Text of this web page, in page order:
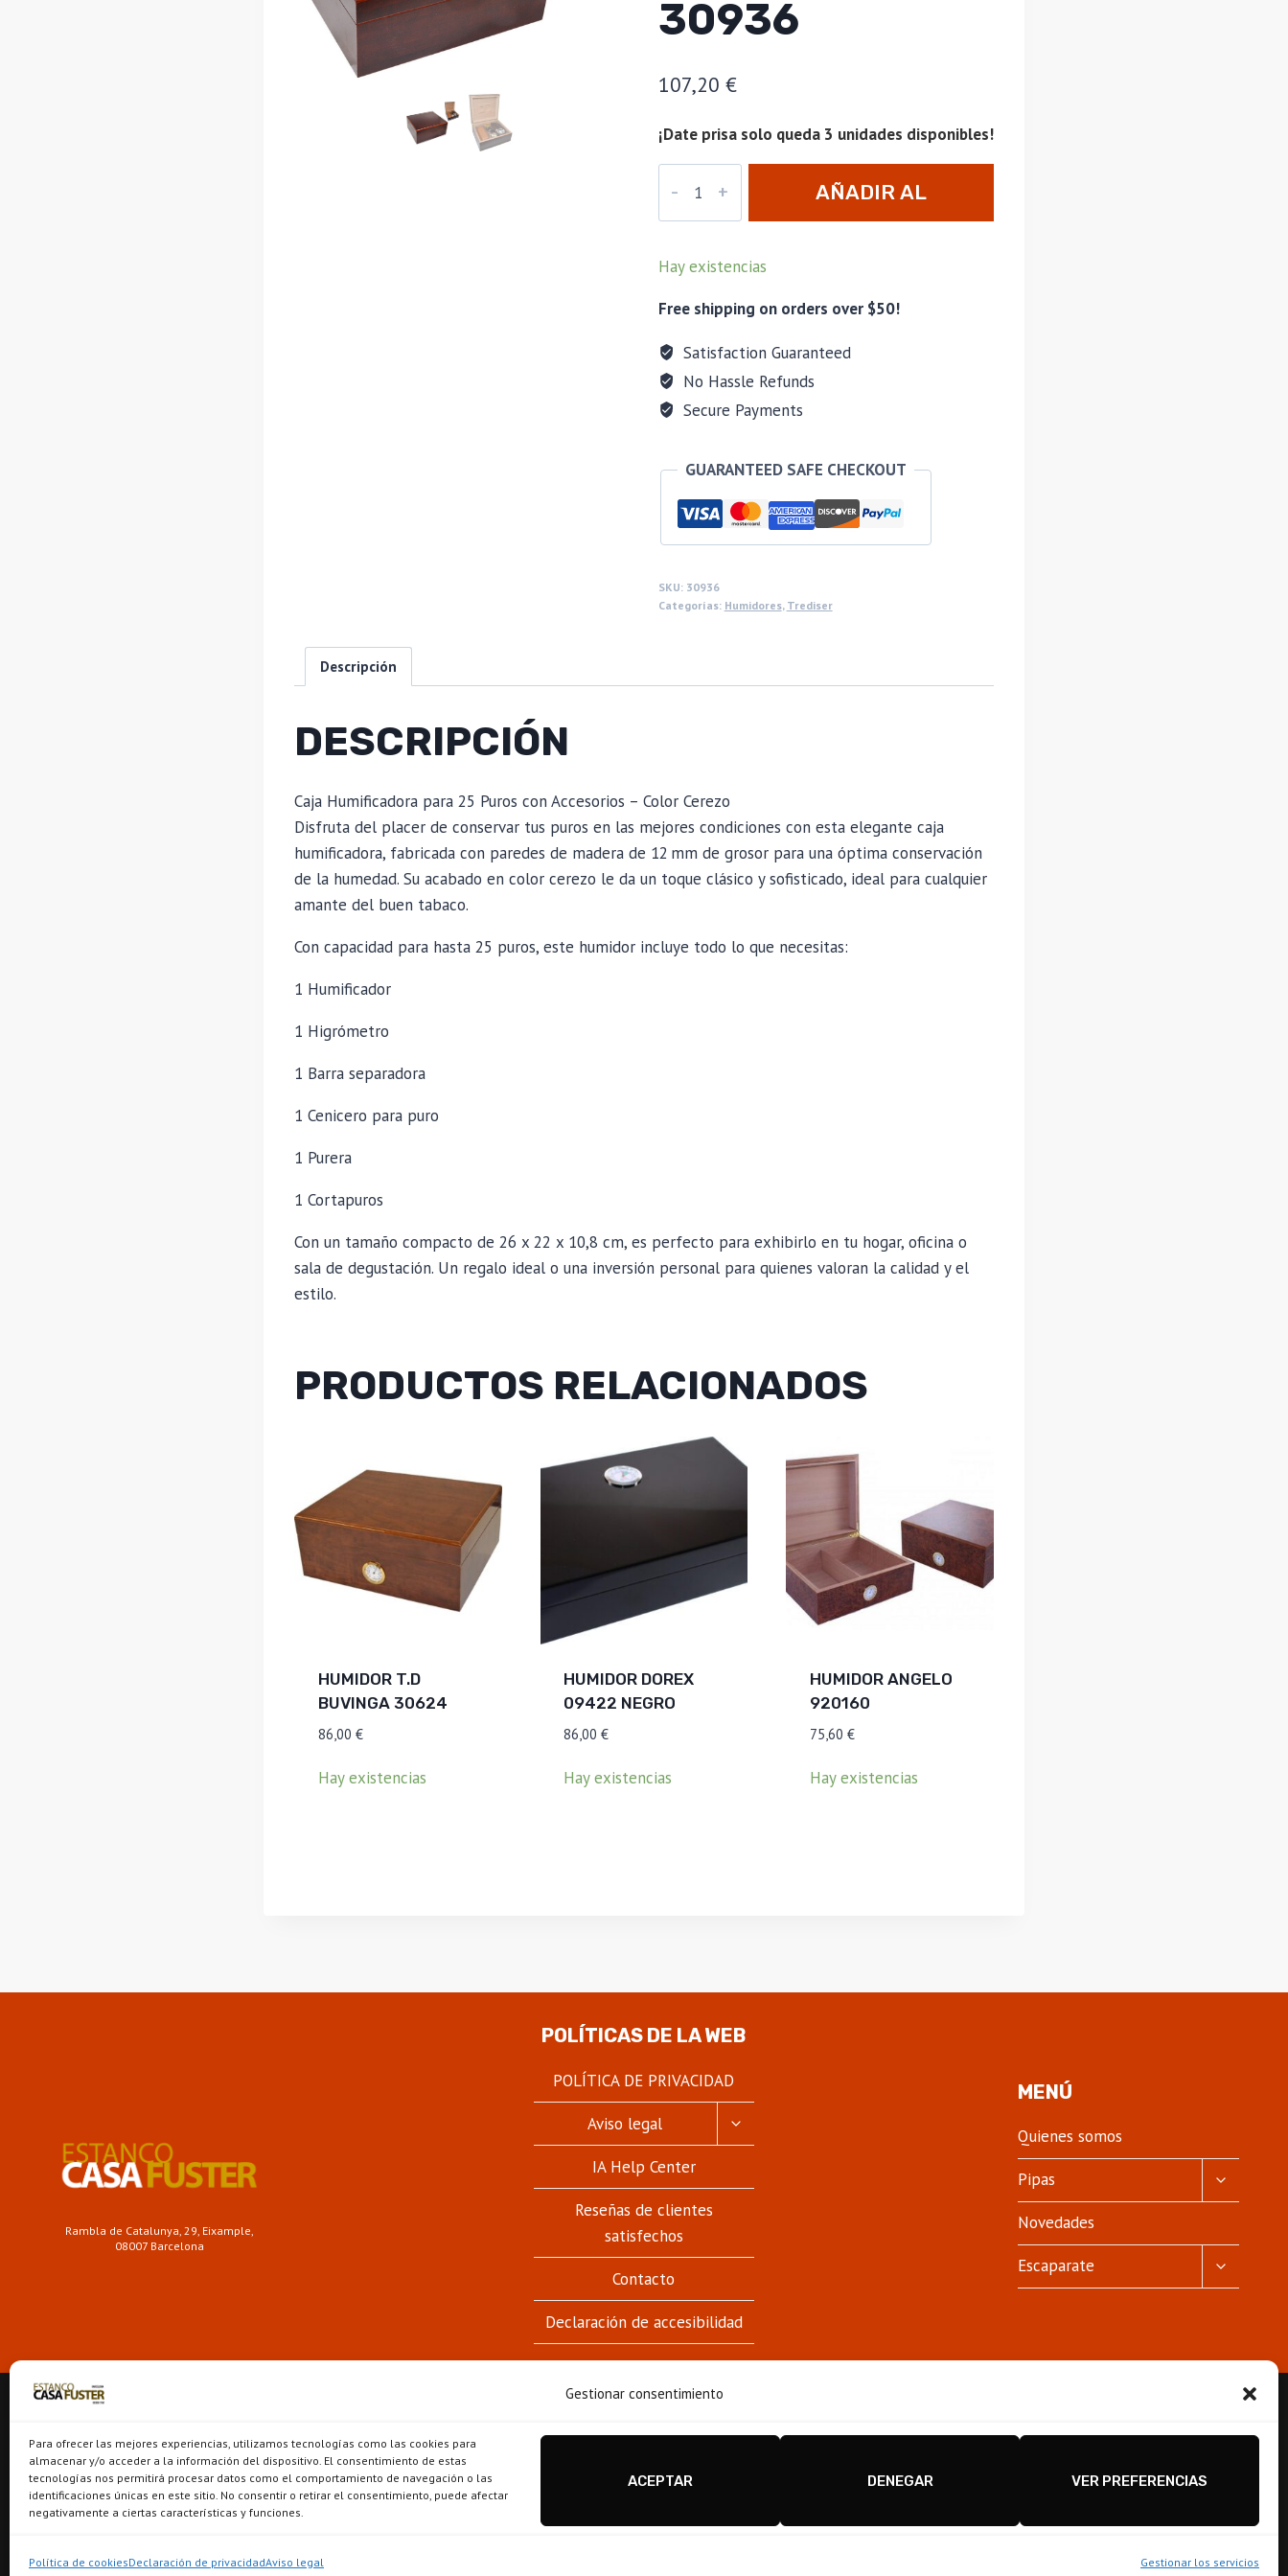
Gestionar consentimiento
Para ofrecer las mejores experiencias, utilizamos tecnologías como las cookies para
almacenar y/o acceder a la información del dispositivo. El consentimiento de estas
tecnologías nos permitirá procesar datos como el comportamiento de navegación o las
identificaciones únicas en este sitio. No consentir o retirar el consentimiento, puede afectar
negativamente a ciertas características y funciones.
Gestionar los servicios
ACEPTAR DENEGAR VER PREFERENCIAS
Política de cookiesDeclaración de privacidadAviso legal
30936
107,20 €
¡Date prisa solo queda 3 unidades disponibles!
Humidor
T.D
accesorios
30936
AÑADIR AL
Hay existencias
Free shipping on orders over $50!
Satisfaction Guaranteed
No Hassle Refunds
Secure Payments
GUARANTEED SAFE CHECKOUT
SKU: 30936
Categorías: Humidores, Trediser
Descripción
DESCRIPCIÓN
Caja Humificadora para 25 Puros con Accesorios – Color Cerezo
Disfruta del placer de conservar tus puros en las mejores condiciones con esta elegante caja
humificadora, fabricada con paredes de madera de 12 mm de grosor para una óptima conservación
de la humedad. Su acabado en color cerezo le da un toque clásico y sofisticado, ideal para cualquier
amante del buen tabaco.
Con capacidad para hasta 25 puros, este humidor incluye todo lo que necesitas:
1 Humificador
1 Higrómetro
1 Barra separadora
1 Cenicero para puro
1 Purera
1 Cortapuros
Con un tamaño compacto de 26 x 22 x 10,8 cm, es perfecto para exhibirlo en tu hogar, oficina o
sala de degustación. Un regalo ideal o una inversión personal para quienes valoran la calidad y el
estilo.
PRODUCTOS RELACIONADOS
HUMIDOR T.D
BUVINGA 30624
86,00 €
Hay existencias
HUMIDOR DOREX
09422 NEGRO
86,00€
Hay existencias
HUMIDOR ANGELO
920160
75,60 €
Hay existencias
Rambla de Catalunya, 29, Eixample,
08007 Barcelona
POLÍTICAS DE LA WEB
POLÍTICA DE PRIVACIDAD
Aviso legal
ALTERNAR
IA Help Center
Reseñas de clientes
satisfechos
Contacto
Declaración de accesibilidad
MENÚ
Quienes somos
Pipas
Novedades
Escaparate
Disseny i configuració igualada.online